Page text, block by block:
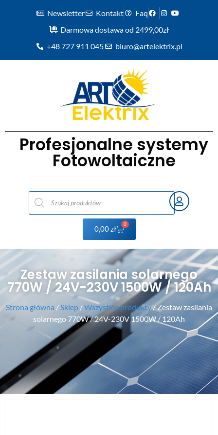
Newsletter Kontakt
Faq
Darmowa dostawa od 2499,00zł
+48 727 911 045
biuro@artelektrix.pl
Profesjonalne systemy
Fotowoltaiczne
0,00zł
0
Zestaw zasilania solarnego
770W / 24V-230V 1500W / 120Ah
Strona główna / Sklep /Wszystkie produkty/ Zestaw zasilania
solarnego 770W / 24V-230V 1500W / 120Ah